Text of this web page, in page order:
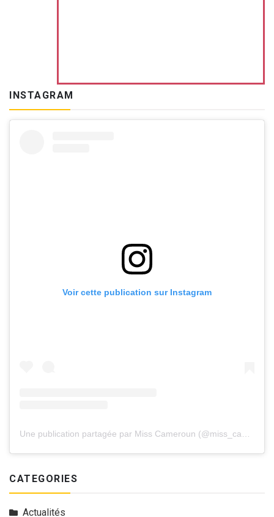
INSTAGRAM
Voir cette publication sur Instagram
CATEGORIES
Actualités